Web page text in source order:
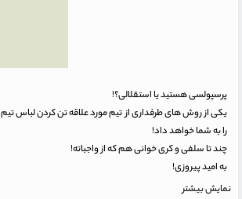
پرسپولسی هستید یا استقلالی؟!
یکی از روش های طرفداری از تیم مورد علاقه تن کردن لباس
را به شما خواهد داد!
چند تا سلفی و کری خوانی هم که از واجباته!
به امید پیروزی!
نمایش بیشتر